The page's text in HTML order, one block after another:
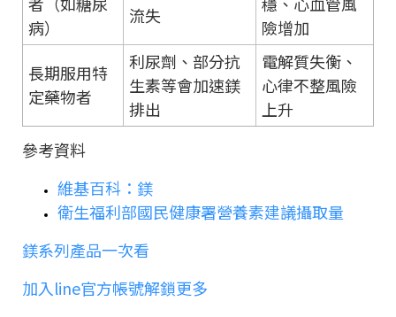
病）
流失
險增加
長期服用特
定藥物者
利尿劑、部分抗
生素等會加速鎂
排出
電解質失衡、
心律不整風險
上升
參考資料
維基百科：鎂
衛生福利部國民健康署營養素建議攝取量
鎂系列產品一次看
加入line官方帳號解鎖更多